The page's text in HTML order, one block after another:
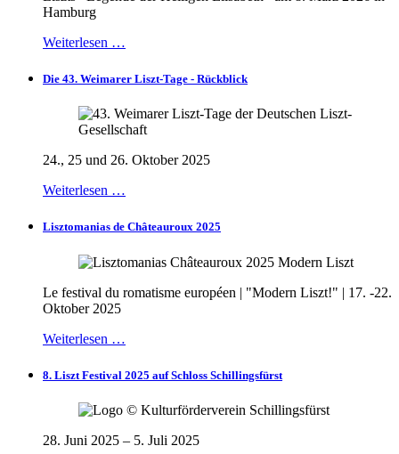
Hamburg
Weiterlesen …
Die 43. Weimarer Liszt-Tage - Rückblick
24., 25 und 26. Oktober 2025
Weiterlesen …
Lisztomanias de Châteauroux 2025
Le festival du romatisme européen | "Modern Liszt!" | 17. -22.
Oktober 2025
Weiterlesen …
8. Liszt Festival 2025 auf Schloss Schillingsfürst
28. Juni 2025 – 5. Juli 2025